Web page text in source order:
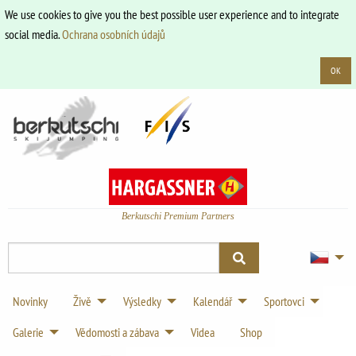
We use cookies to give you the best possible user experience and to integrate
social media.Ochrana osobních údajů
OK
Berkutschi Premium Partners
Novinky Živě Výsledky Kalendář
Sportovci
Galerie
Vědomosti a zábava Videa
Shop